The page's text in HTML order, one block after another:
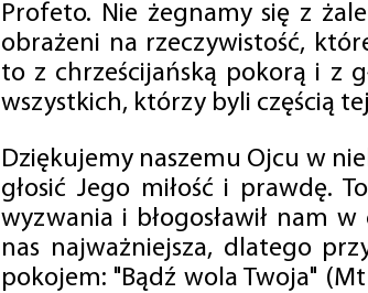
Profeto. Nie żegnamy się z
obrażeni na rzeczywistość,
to z chrześcijańską pokorą i z
wszystkich, którzy byli częścią
Dziękujemy naszemu Ojcu w
głosić Jego miłość i prawdę.
wyzwania i błogosławił nam
nas najważniejsza, dlatego
pokojem: "Bądź wola Twoja"